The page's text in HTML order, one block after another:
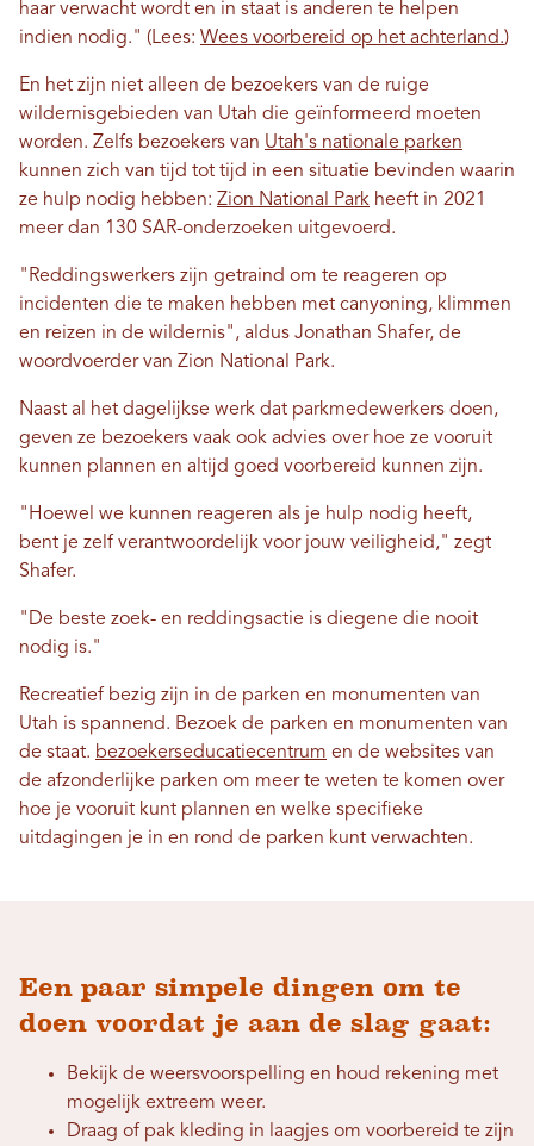
haar verwacht wordt en in staat is anderen te helpen
indien nodig." (Lees: Wees voorbereid op het achterland.)
En het zijn niet alleen de bezoekers van de ruige
wildernisgebieden van Utah die geïnformeerd moeten
worden. Zelfs bezoekers van Utah's nationale parken
kunnen zich van tijd tot tijd in een situatie bevinden waarin
ze hulp nodig hebben: Zion National Park heeft in 2021
meer dan 130 SAR-onderzoeken uitgevoerd.
"Reddingswerkers zijn getraind om te reageren op
incidenten die te maken hebben met canyoning, klimmen
en reizen in de wildernis", aldus Jonathan Shafer, de
woordvoerder van Zion National Park.
Naast al het dagelijkse werk dat parkmedewerkers doen,
geven ze bezoekers vaak ook advies over hoe ze vooruit
kunnen plannen en altijd goed voorbereid kunnen zijn.
"Hoewel we kunnen reageren als je hulp nodig heeft,
bent je zelf verantwoordelijk voor jouw veiligheid," zegt
Shafer.
"De beste zoek- en reddingsactie is diegene die nooit
nodig is."
Recreatief bezig zijn in de parken en monumenten van
Utah is spannend. Bezoek de parken en monumenten van
de staat. bezoekerseducatiecentrum en de websites van
de afzonderlijke parken om meer te weten te komen over
hoe je vooruit kunt plannen en welke specifieke
uitdagingen je in en rond de parken kunt verwachten.
Een paar simpele dingen om te
doen voordat je aan de slag gaat:
Bekijk de weersvoorspelling en houd rekening met
mogelijk extreem weer.
Draag of pak kleding in laagjes om voorbereid te zijn